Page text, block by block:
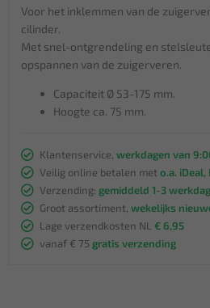
Voor het inklemmen van de
cilinder.
Met snel-ontgrendeling en
opspannen van de zuigerveren.
Capaciteit Ø 53-175 mm.
Hoogte ca. 75 mm.
Klantenservice, werkdagen van
Veilig online betalen met o.a.
Verzending: gemiddeld 1-3
Groot assortiment, wekelijks
Lage verzendkosten NL € 6,95
vanaf € 75 gratis verzending